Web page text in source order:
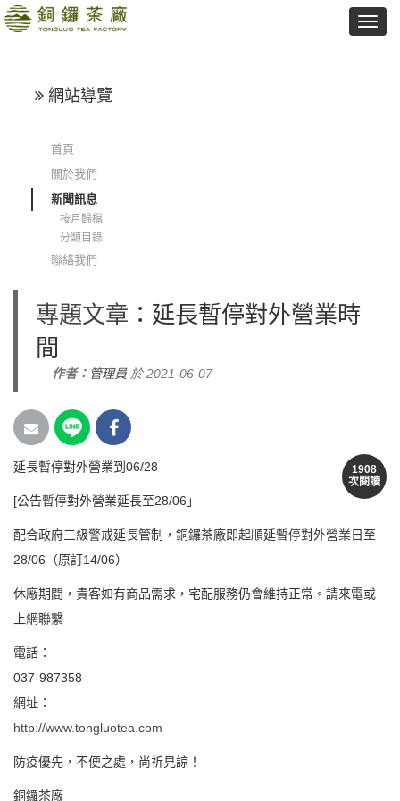
網站導覽
首頁
關於我們
新聞訊息
按月歸檔
分類目錄
聯絡我們
專題文章 ：延長暫停對外營業時
間
作者： 管理員 於 2021-06-07
1908
次閱讀
延長暫停對外營業到06/28
[公告暫停對外營業延長至28/06」
配合政府三級警戒延長管制，銅鑼茶廠即起順延暫停對外營業日至
28/06（原訂14/06）
休廠期間，貴客如有商品需求，宅配服務仍會維持正常。請來電或
上網聯繫
電話：
037-987358
網址：
http://www.tongluotea.com
防疫優先，不便之處，尚祈見諒！
銅鑼茶廠